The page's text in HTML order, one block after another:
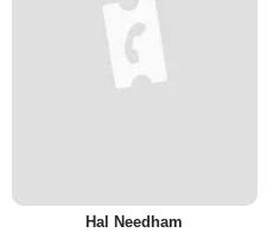
Hal Needham